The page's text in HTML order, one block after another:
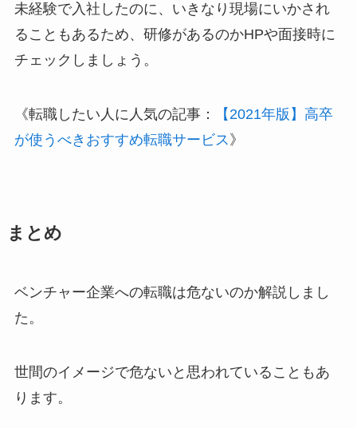
未経験で入社したのに、いきなり現場にいかされ
ることもあるため、研修があるのかHPや面接時に
チェックしましょう。
《転職したい人に人気の記事：
【2021年版】高卒
が使うべきおすすめ転職サービス 》
まとめ
ベンチャー企業への転職は危ないのか解説しまし
た。
世間のイメージで危ないと思われていることもあ
ります。